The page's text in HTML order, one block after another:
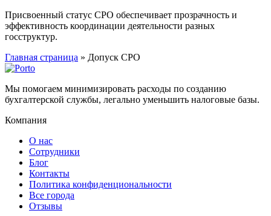
Присвоенный статус СРО обеспечивает прозрачность и
эффективность координации деятельности разных
госструктур.
Главная страница » Допуск СРО
Мы помогаем минимизировать расходы по созданию
бухгалтерской службы, легально уменьшить налоговые базы.
Компания
О нас
Сотрудники
Блог
Контакты
Политика конфиденциональности
Все города
Отзывы